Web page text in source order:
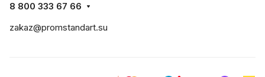
8 800 333 67 66
zakaz@promstandart.su